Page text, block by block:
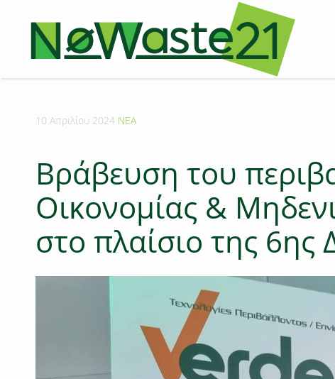
10 Απριλίου 2024 ΝΕΑ
Βράβευση του
Οικονομίας &
στο πλαίσιο της 6ης